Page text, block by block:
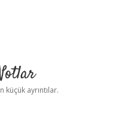
küçük ayrıntılar.